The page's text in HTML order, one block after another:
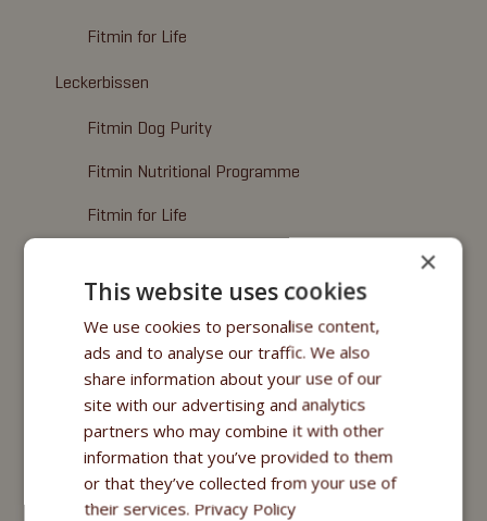
Fitmin for Life
Leckerbissen
Fitmin Dog Purity
Fitmin Nutritional Programme
Fitmin for Life
Fitmin Purity
Nutritional Programme
Nahrungsergänzungsmittel
Purity - Apotheke Fitmin
×
This website uses cookies
We use cookies to personalise content,
ads and to analyse our traffic. We also
share information about your use of our
site with our advertising and analytics
partners who may combine it with other
information that you’ve provided to them
or that they’ve collected from your use of
their services. Privacy Policy